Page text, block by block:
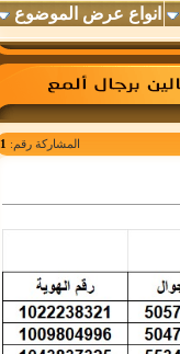
انواع عرض الموضوع
المشاركة رقم: 1